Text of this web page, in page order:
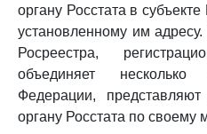
органу Росстата в
установленному им
Росреестра,
объединяет несколько
Федерации, представляют
органу Росстата по своему